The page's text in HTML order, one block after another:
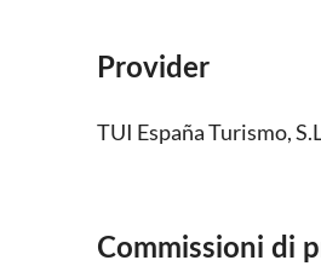
Provider
TUI España Turismo,
Commissioni di